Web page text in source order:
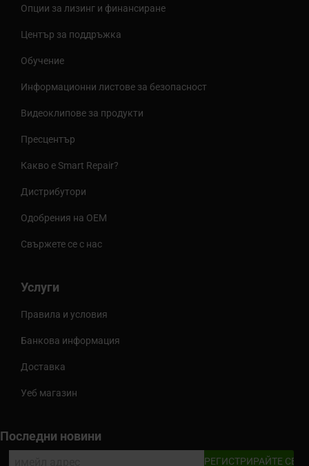
Опции за лизинг и финансиране
Център за поддръжка
Обучение
Информационни листове за безопасност
Видеоклипове за продукти
Пресцентър
Какво е Smart Repair?
Дистрибутори
Одобрения на OEM
Свържете се с нас
Услуги
Правила и условия
Банкова информация
Доставка
Уеб магазин
Последни новини